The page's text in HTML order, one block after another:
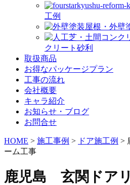
工例
屋根・外壁
クリート砂利
取扱商品
お得なパッケージプラン
工事の流れ
会社概要
キャラ紹介
お知らせ・ブログ
お問合せ
HOME > 施工事例 > ドア施工例 >
ーム工事
鹿児島 玄関ドア